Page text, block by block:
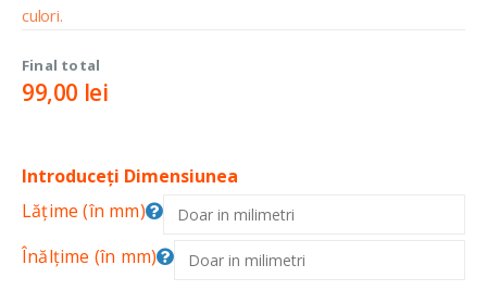
culori.
Final total
99,00 lei
Introduceți Dimensiunea
Lățime (în mm)
Înălțime (în mm)